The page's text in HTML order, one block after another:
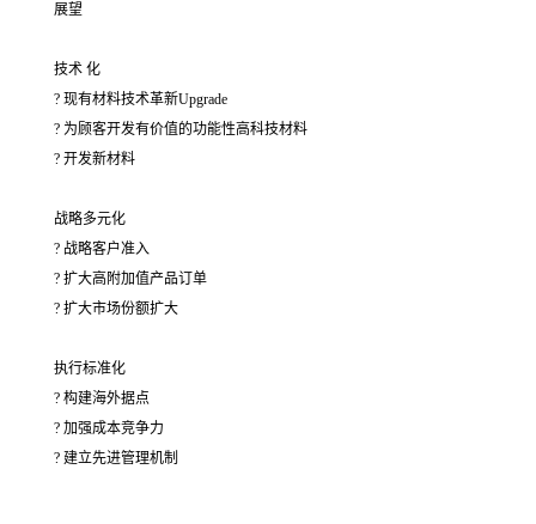
展望
技术 化
? 现有材料技术革新Upgrade
? 为顾客开发有价值的功能性高科技材料
? 开发新材料
战略多元化
? 战略客户准入
? 扩大高附加值产品订单
? 扩大市场份额扩大
执行标准化
? 构建海外据点
? 加强成本竞争力
? 建立先进管理机制